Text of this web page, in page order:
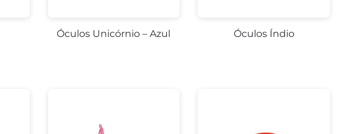
Óculos Unicórnio – Azul Óculos Índio